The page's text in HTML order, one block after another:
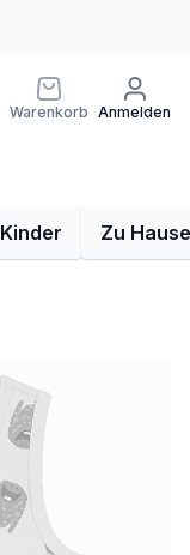
Warenkorb Anmelden
Kinder Zu Hause